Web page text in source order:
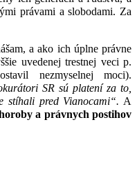
právami a slobodami. Za
a ako ich úplne právne
uvedenej trestnej veci p.
nezmyselnej moci).
SR sú platení za to,
stíhali pred Vianocami“. A
a právnych postihov